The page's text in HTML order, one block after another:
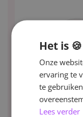
Het is
Onze
ervaring te
te
Lees verder